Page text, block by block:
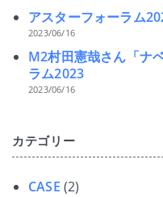
アスターフォーラム
2023/06/16
M2村田憲哉さん「ナ
ラム2023
2023/06/16
カテゴリー
CASE (2)